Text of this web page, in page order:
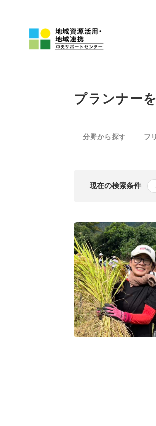
プランナー
分野から探す フ
現在の検索条件